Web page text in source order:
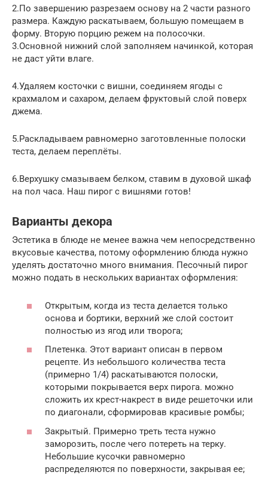
2.По завершению разрезаем основу на 2 части разного
размера. Каждую раскатываем, большую помещаем в
форму. Вторую порцию режем на полосочки.
3.Основной нижний слой заполняем начинкой, которая
не даст уйти влаге.
4.Удаляем косточки с вишни, соединяем ягоды с
крахмалом и сахаром, делаем фруктовый слой поверх
джема.
5.Раскладываем равномерно заготовленные полоски
теста, делаем переплёты.
6.Верхушку смазываем белком, ставим в духовой шкаф
на пол часа. Наш пирог с вишнями готов!
Варианты декора
Эстетика в блюде не менее важна чем непосредственно
вкусовые качества, потому оформлению блюда нужно
уделять достаточно много внимания. Песочный пирог
можно подать в нескольких вариантах оформления:
Открытым, когда из теста делается только
основа и бортики, верхний же слой состоит
полностью из ягод или творога;
Плетенка. Этот вариант описан в первом
рецепте. Из небольшого количества теста
(примерно 1/4) раскатываются полоски,
которыми покрывается верх пирога. можно
сложить их крест-накрест в виде решеточки или
по диагонали, сформировав красивые ромбы;
Закрытый. Примерно треть теста нужно
заморозить, после чего потереть на терку.
Небольшие кусочки равномерно
распределяются по поверхности, закрывая ее;